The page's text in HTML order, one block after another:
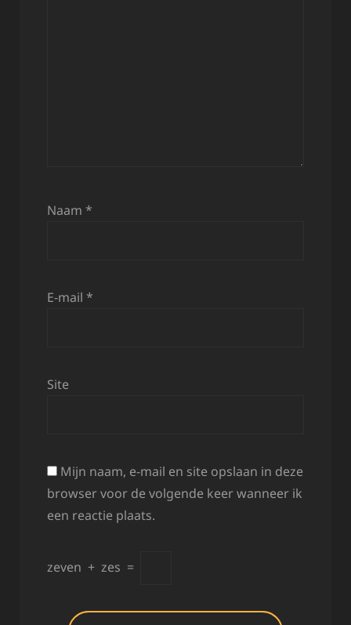
Naam *
E-mail *
Site
Mijn naam, e-mail en site opslaan in deze
browser voor de volgende keer wanneer ik
een reactie plaats.
zeven + zes =